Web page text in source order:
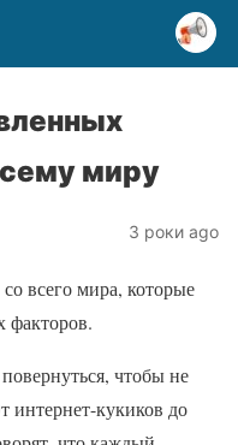
миру
3 роки ago
всего мира, которые
факторов.
чтобы не
кукиков до